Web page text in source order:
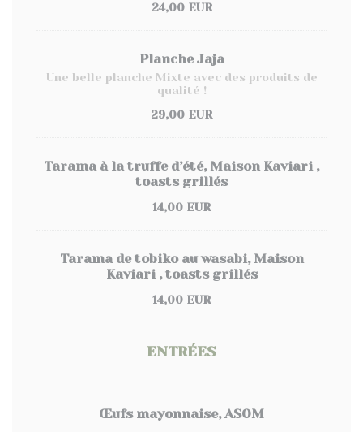
24,00 EUR
Planche Jaja
Une belle planche Mixte avec des produits de
qualité !
29,00 EUR
Tarama à la truffe d’été, Maison Kaviari ,
toasts grillés
14,00 EUR
Tarama de tobiko au wasabi, Maison
Kaviari , toasts grillés
14,00 EUR
ENTRÉES
Œufs mayonnaise, ASOM